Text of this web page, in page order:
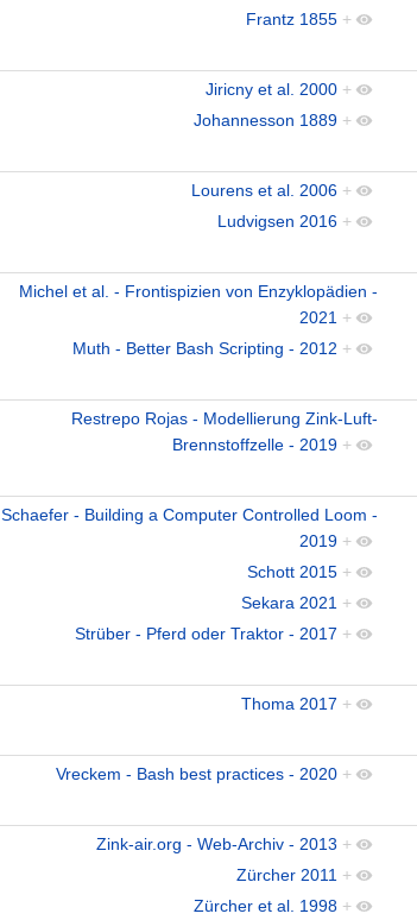
Frantz 1855 +
Jiricny et al. 2000 +
Johannesson 1889 +
Lourens et al. 2006 +
Ludvigsen 2016 +
Michel et al. - Frontispizien von Enzyklopädien -
2021 +
Muth - Better Bash Scripting - 2012 +
Restrepo Rojas - Modellierung Zink-Luft-
Brennstoffzelle - 2019 +
Schaefer - Building a Computer Controlled Loom -
2019 +
Schott 2015 +
Sekara 2021 +
Strüber - Pferd oder Traktor - 2017 +
Thoma 2017 +
Vreckem - Bash best practices - 2020 +
Zink-air.org - Web-Archiv - 2013 +
Zürcher 2011 +
Zürcher et al. 1998 +